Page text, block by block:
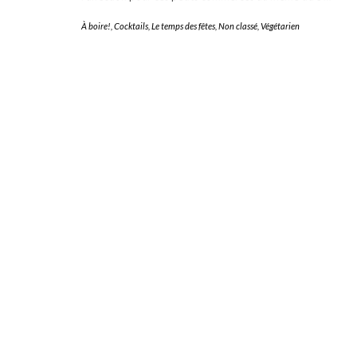
À boire! Cocktails Le temps des fêtes Non classé Végétarien